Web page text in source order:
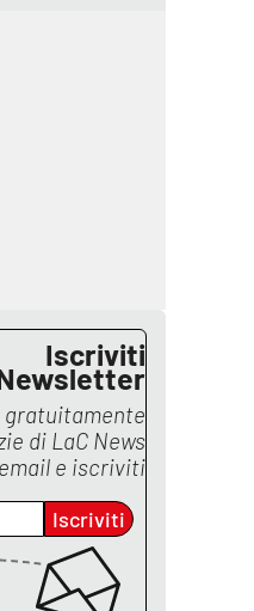
Iscriviti
gratuitamente
di LaC News
e iscriviti
Iscriviti